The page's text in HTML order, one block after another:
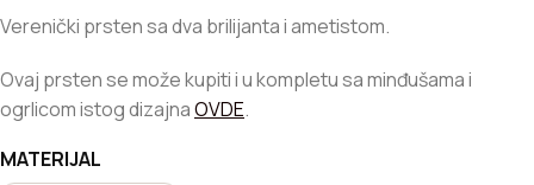
Verenički prsten sa dva brilijanta i ametistom.
Ovaj prsten se može kupiti i u kompletu sa minđušama i
ogrlicom istog dizajnaOVDE.
MATERIJAL